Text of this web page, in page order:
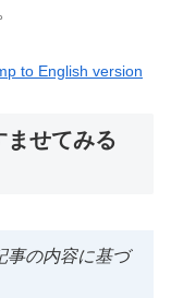
to English version
ませてみる
事の内容に基づ